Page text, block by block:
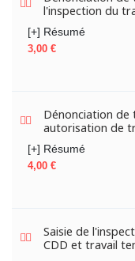
l'inspection du
[+] Résumé
Prix
3,00 €
Dénonciation de
autorisation de
[+] Résumé
Prix
4,00 €
Saisie de
CDD et travail